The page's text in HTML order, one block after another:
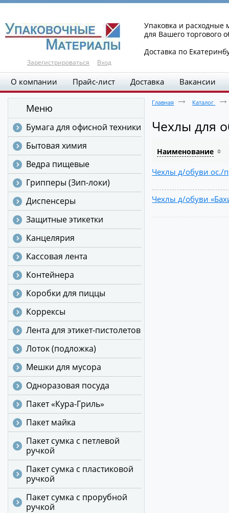
Зарегистрироваться Вход
Упаковка и расходные
для Вашего торгового
Доставка по
О компании Прайс-лист Доставка Вакансии
Меню
Бумага для офисной техники
Бытовая химия
Ведра пищевые
Грипперы (Зип-локи)
Диспенсеры
Защитные этикетки
Канцелярия
Кассовая лента
Контейнера
Коробки для пиццы
Коррексы
Лента для этикет-пистолетов
Лоток (подложка)
Мешки для мусора
Одноразовая посуда
Пакет «Кура-Гриль»
Пакет майка
Пакет сумка с петлевой
ручкой
Пакет сумка с пластиковой
ручкой
Пакет сумка с прорубной
ручкой
Главная Каталог
Чехлы для
Наименование
Чехлы д/обуви ос./
Чехлы д/обуви